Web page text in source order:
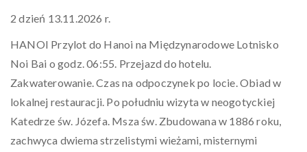
2 dzień 13.11.2026 r.
HANOI Przylot do Hanoi na Międzynarodowe Lotnisko
Noi Bai o godz. 06:55. Przejazd do hotelu.
Zakwaterowanie. Czas na odpoczynek po locie. Obiad w
lokalnej restauracji. Po południu wizyta w neogotyckiej
Katedrze św. Józefa. Msza św. Zbudowana w 1886 roku,
zachwyca dwiema strzelistymi wieżami, misternymi